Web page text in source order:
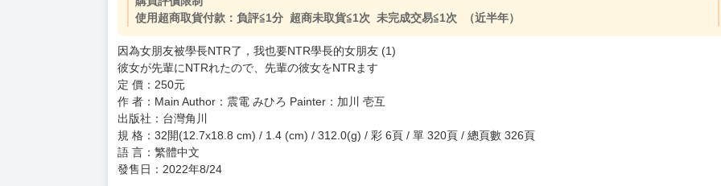
加價購 ( 共
(加購品) 買動漫★《$15元-加固紙箱包裝》
購買評價限制